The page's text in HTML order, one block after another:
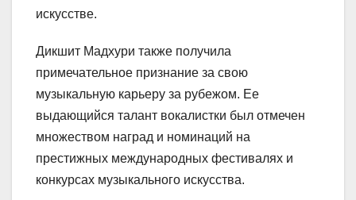
искусстве.
Дикшит Мадхури также получила
примечательное признание за свою
музыкальную карьеру за рубежом. Ее
выдающийся талант вокалистки был отмечен
множеством наград и номинаций на
престижных международных фестивалях и
конкурсах музыкального искусства.